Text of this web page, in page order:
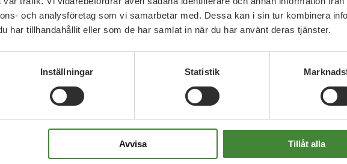
och analysföretag som vi samarbetar med. Dessa kan i sin tur kombinera
har tillhandahållit eller som de har samlat in när du har använt deras tjänster.
Inställningar Statistik
Avvisa Tillåt alla
i lördags mötte vi människor med historiens
levande diskussioner, nyvald styrelse –
omvald som ordförande.
samtal, formella beslut och trevligt umgänge.
prioriteringar för årets valrörelse:
villkor